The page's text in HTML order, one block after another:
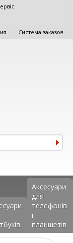
Система заказов
Аксеcуари
для
телефонів
і
планшетів